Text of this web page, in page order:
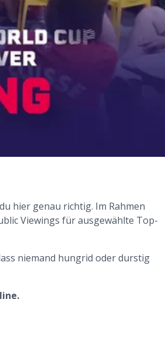
hier genau richtig. Im Rahmen
Viewings für ausgewählte Top-
niemand hungrid oder durstig